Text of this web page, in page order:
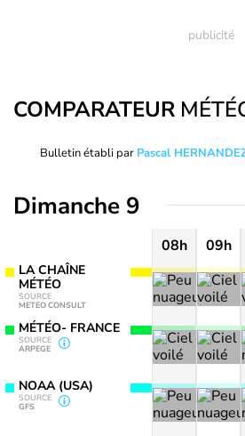
COMPARATEUR
Bulletin établi par Pascal
Dimanche 9
LA CHAÎNE
MÉTÉO
SOURCE
METEO CONSULT
MÉTÉO- FRANCE
SOURCE
ARPEGE
NOAA (USA)
SOURCE
GFS
08h 09h